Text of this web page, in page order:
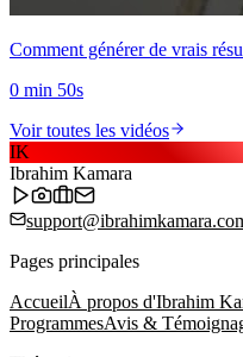
Comment générer de vrais
0 min 50s
Voir toutes les vidéos
IK
Ibrahim Kamara
Pages principales
AccueilÀ propos d'Ibrahim
ProgrammesAvis &